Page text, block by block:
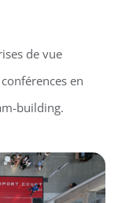
de vue
en
building.